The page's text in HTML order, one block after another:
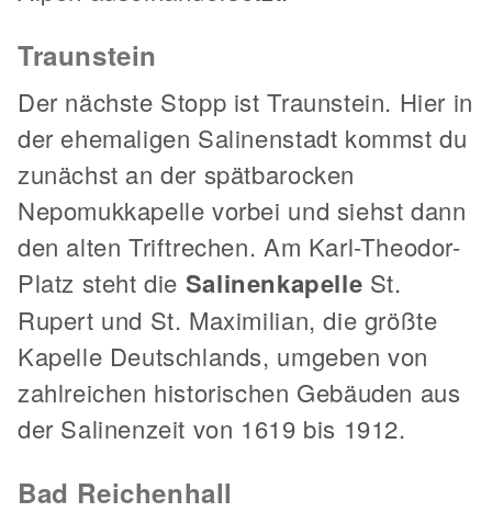
Traunstein
Der nächste Stopp ist Traunstein. Hier in
der ehemaligen Salinenstadt kommst du
zunächst an der spätbarocken
Nepomukkapelle vorbei und siehst dann
den alten Triftrechen. Am Karl-Theodor-
Platz steht die Salinenkapelle St.
Rupert und St. Maximilian, die größte
Kapelle Deutschlands, umgeben von
zahlreichen historischen Gebäuden aus
der Salinenzeit von 1619 bis 1912.
Bad Reichenhall